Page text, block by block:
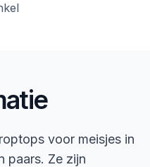
voor meisjes in
paars. Ze zijn